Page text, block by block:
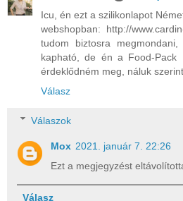
Icu, én ezt a szilikonlapot
webshopban: http://
tudom biztosra
kapható, de én a Food-Pack
érdeklődném meg, náluk
Válasz
Válaszok
Mox 2021. január 7. 22:26
Ezt a megjegyzést
Válasz